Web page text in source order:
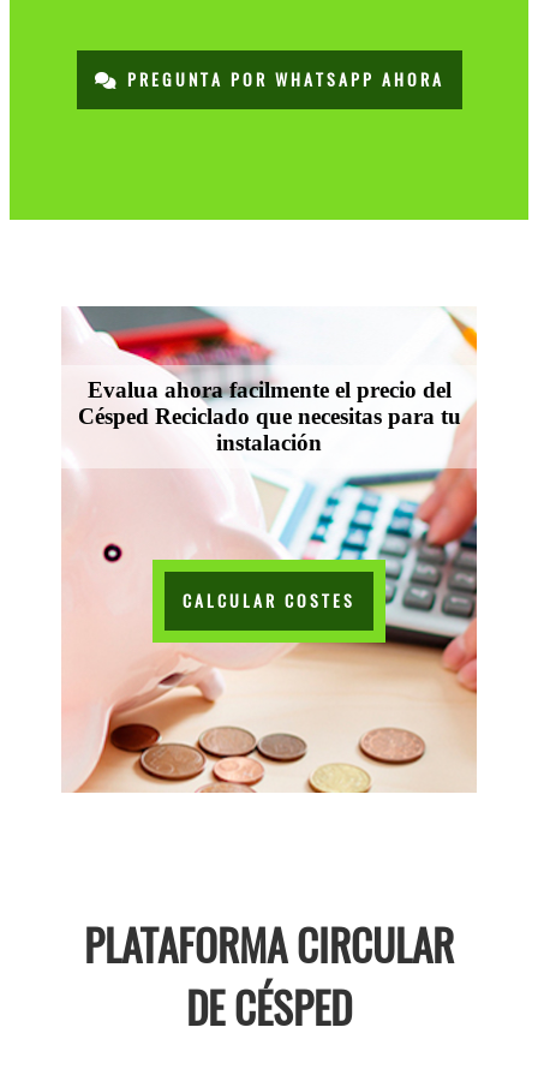
PREGUNTA POR WHATSAPP AHORA
Evalua ahora facilmente el precio del
Césped Reciclado que necesitas para tu
instalación
CALCULAR COSTES
PLATAFORMA CIRCULAR
DE CÉSPED